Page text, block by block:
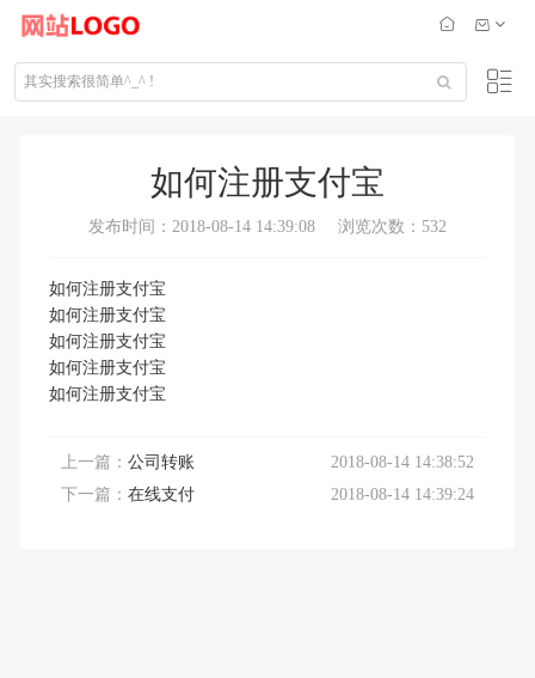
如何注册支付宝
发布时间：2018-08-14 14:39:08 浏览次数：532
如何注册支付宝
如何注册支付宝
如何注册支付宝
如何注册支付宝
如何注册支付宝
上一篇： 公司转账
2018-08-14 14:38:52
下一篇： 在线支付 2018-08-14 14:39:24